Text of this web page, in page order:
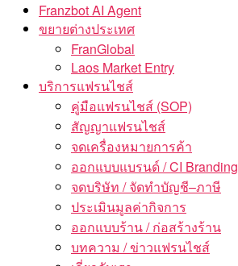
Franzbot AI Agent
ขยายต่างประเทศ
FranGlobal
Laos Market Entry
บริการแฟรนไชส์
คู่มือแฟรนไชส์ (SOP)
สัญญาแฟรนไชส์
จดเครื่องหมายการค้า
ออกแบบแบรนด์ / CI Branding
จดบริษัท / จัดทำบัญชี–ภาษี
ประเมินมูลค่ากิจการ
ออกแบบร้าน / ก่อสร้างร้าน
บทความ / ข่าวแฟรนไชส์